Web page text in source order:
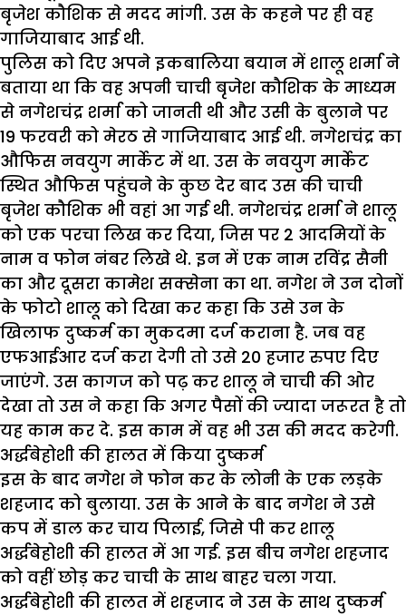
बृजेश कौशिक से मदद मांगी. उस के कहने पर ही वह
गाजियाबाद आई थी.
पुलिस को दिए अपने इकबालिया बयान में शालू शर्मा ने
बताया था कि वह अपनी चाची बृजेश कौशिक के माध्यम
से नगेशचंद्र शर्मा को जानती थी और उसी के बुलाने पर
19 फरवरी को मेरठ से गाजियाबाद आई थी. नगेशचंद्र का
औफिस नवयुग मार्केट में था. उस के नवयुग मार्केट
स्थित औफिस पहुंचने के कुछ देर बाद उस की चाची
बृजेश कौशिक भी वहां आ गई थी. नगेशचंद्र शर्मा ने शालू
को एक परचा लिख कर दिया, जिस पर 2 आदमियों के
नाम व फोन नंबर लिखे थे. इन में एक नाम रविंद्र सैनी
का और दूसरा कामेश सक्सेना का था. नगेश ने उन दोनों
के फोटो शालू को दिखा कर कहा कि उसे उन के
खिलाफ दुष्कर्म का मुकदमा दर्ज कराना है. जब वह
एफआईआर दर्ज करा देगी तो उसे 20 हजार रुपए दिए
जाएंगे. उस कागज को पढ़ कर शालू ने चाची की ओर
देखा तो उस ने कहा कि अगर पैसों की ज्यादा जरूरत है तो
यह काम कर दे. इस काम में वह भी उस की मदद करेगी.
अर्द्धबेहोशी की हालत में किया दुष्कर्म
इस के बाद नगेश ने फोन कर के लोनी के एक लड़के
शहजाद को बुलाया. उस के आने के बाद नगेश ने उसे
कप में डाल कर चाय पिलाई, जिसे पी कर शालू
अर्द्धबेहोशी की हालत में आ गई. इस बीच नगेश शहजाद
को वहीं छोड़ कर चाची के साथ बाहर चला गया.
अर्द्धबेहोशी की हालत में शहजाद ने उस के साथ दुष्कर्म